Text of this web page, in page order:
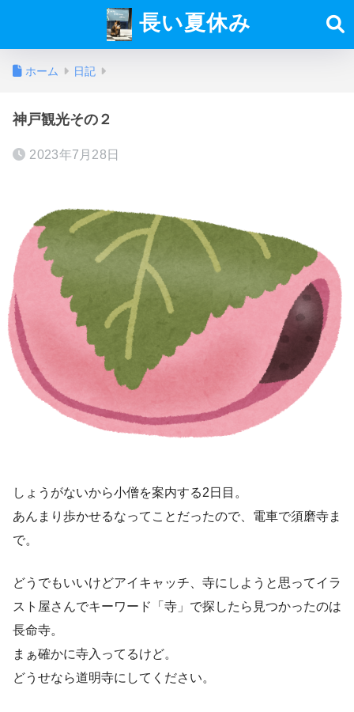
長い夏休み
ホーム 日記
神戸観光その２
2023年7月28日
しょうがないから小僧を案内する2日目。
あんまり歩かせるなってことだったので、電車で須磨寺ま
で。
どうでもいいけどアイキャッチ、寺にしようと思ってイラ
スト屋さんでキーワード「寺」で探したら見つかったのは
長命寺。
まぁ確かに寺入ってるけど。
どうせなら道明寺にしてください。